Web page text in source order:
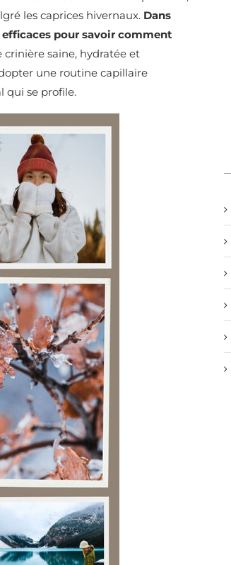
les caprices hivernaux. Dans
pour savoir comment
saine, hydratée et
une routine capillaire
qui se profile.